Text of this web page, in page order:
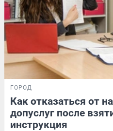
ГОРОД
Как отказаться от
допуслуг после
инструкция